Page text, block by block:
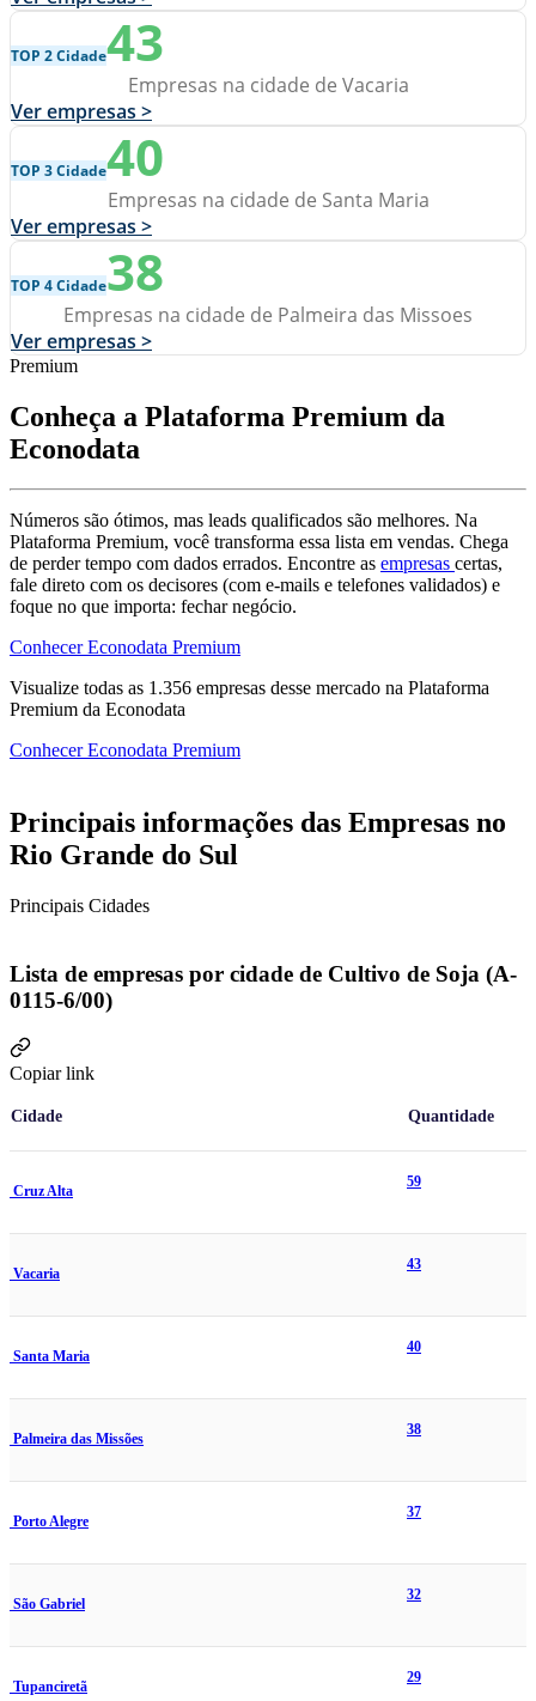
TOP 2 Cidade43
Empresas na cidade de Vacaria
Ver empresas >
TOP 3 Cidade40
Empresas na cidade de Santa Maria
Ver empresas >
TOP 4 Cidade38
Empresas na cidade de Palmeira das Missoes
Ver empresas >
Premium
Conheça a Plataforma Premium da
Econodata
Números são ótimos, mas leads qualificados são melhores. Na
Plataforma Premium, você transforma essa lista em vendas. Chega
de perder tempo com dados errados. Encontre as empresas certas,
fale direto com os decisores (com e-mails e telefones validados) e
foque no que importa: fechar negócio.
Conhecer Econodata Premium
Visualize todas as 1.356 empresas desse mercado na Plataforma
Premium da Econodata
Conhecer Econodata Premium
Principais informações das Empresas no
Rio Grande do Sul
Principais Cidades
Lista de empresas por cidade de Cultivo de Soja (A-
0115-6/00)
Copiar link
Cidade Quantidade
Cruz Alta
59
Vacaria
43
Santa Maria
40
Palmeira das Missões
38
Porto Alegre
37
São Gabriel
32
Tupanciretã
29